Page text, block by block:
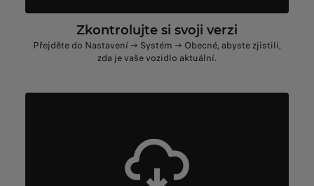
Zkontrolujte si svoji verzi
Přejděte do Nastavení → Systém → Obecné, abyste zjistili,
zda je vaše vozidlo aktuální.